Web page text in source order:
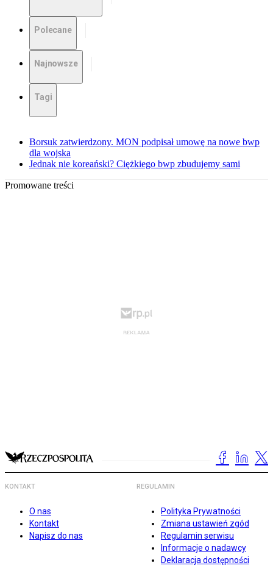
Polecane
Najnowsze
Tagi
Borsuk zatwierdzony. MON podpisał umowę na nowe bwp
dla wojska
Jednak nie koreański? Ciężkiego bwp zbudujemy sami
Promowane treści
KONTAKT
O nas
Kontakt
Napisz do nas
REGULAMIN
Polityka Prywatności
Zmiana ustawień zgód
Regulamin serwisu
Informacje o nadawcy
Deklaracja dostępności